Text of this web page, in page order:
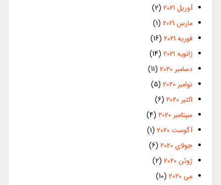
آوریل 2021
(2)
مارس 2021
(1)
فوریه 2021
(16)
ژانویه 2021
(14)
دسامبر 2020
(11)
نوامبر 2020
(5)
اکتبر 2020
(6)
سپتامبر 2020
(4)
آگوست 2020
(1)
جولای 2020
(6)
ژوئن 2020
(2)
می 2020
(10)